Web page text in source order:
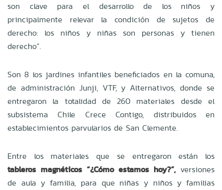
son clave para el desarrollo de los niños y
principalmente relevar la condición de sujetos de
derecho: los niños y niñas son personas y tienen
derecho”.
Son 8 los jardines infantiles beneficiados en la comuna,
de administración Junji, VTF, y Alternativos, donde se
entregaron la totalidad de 260 materiales desde el
subsistema Chile Crece Contigo, distribuidos en
establecimientos parvularios de San Clemente.
Entre los materiales que se entregaron están los
tableros magnéticos “¿Cómo estamos hoy?”, versiones
de aula y familia, para que niñas y niños y familias